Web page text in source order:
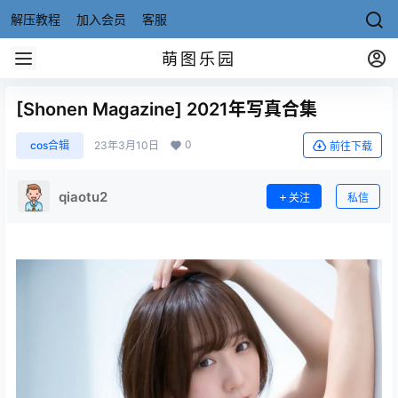
解压教程 加入会员 客服
萌图乐园
[Shonen Magazine] 2021年写真合集
cos合辑 23年3月10日 0 前往下载
qiaotu2 关注 私信